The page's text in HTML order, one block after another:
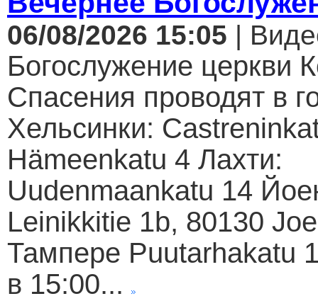
06/08/2026 15:05 |
Богослужение церкви
Спасения проводят в
Хельсинки:
Hämeenkatu 4 Лахти:
Uudenmaankatu 14
Leinikkitie 1b, 80130
Тампере Puutarhakatu
в 15:00...